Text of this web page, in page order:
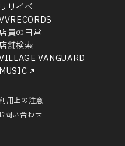
リリイベ
店員の日常
店舗検索
VANGUARD
MUSIC
用上の注意
問い合わせ